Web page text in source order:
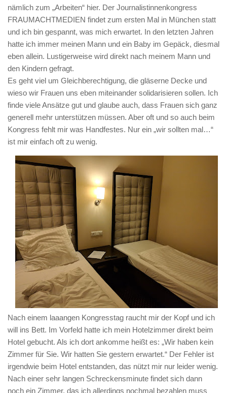
nämlich zum „Arbeiten“ hier. Der Journalistinnenkongress
FRAUMACHTMEDIEN findet zum ersten Mal in München statt
und ich bin gespannt, was mich erwartet. In den letzten Jahren
hatte ich immer meinen Mann und ein Baby im Gepäck, diesmal
eben allein. Lustigerweise wird direkt nach meinem Mann und
den Kindern gefragt.
Es geht viel um Gleichberechtigung, die gläserne Decke und
wieso wir Frauen uns eben miteinander solidarisieren sollen. Ich
finde viele Ansätze gut und glaube auch, dass Frauen sich ganz
generell mehr unterstützen müssen. Aber oft und so auch beim
Kongress fehlt mir was Handfestes. Nur ein „wir sollten mal…“
ist mir einfach oft zu wenig.
Nach einem laaangen Kongresstag raucht mir der Kopf und ich
will ins Bett. Im Vorfeld hatte ich mein Hotelzimmer direkt beim
Hotel gebucht. Als ich dort ankomme heißt es: „Wir haben kein
Zimmer für Sie. Wir hatten Sie gestern erwartet.“ Der Fehler ist
irgendwie beim Hotel entstanden, das nützt mir nur leider wenig.
Nach einer sehr langen Schreckensminute findet sich dann
noch ein Zimmer, das ich allerdings nochmal bezahlen muss